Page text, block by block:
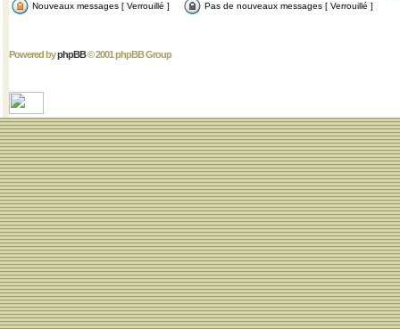
Nouveaux messages [ Verrouillé ]
Pas de nouveaux messages [ Verrouillé ]
Powered byphpBB© 2001 phpBB Group